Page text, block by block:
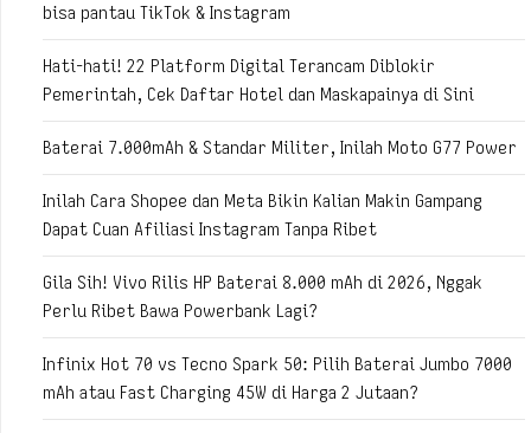
bisa pantau TikTok & Instagram
Hati-hati! 22 Platform Digital Terancam Diblokir
Pemerintah, Cek Daftar Hotel dan Maskapainya di Sini
Baterai 7.000mAh & Standar Militer, Inilah Moto G77 Power
Inilah Cara Shopee dan Meta Bikin Kalian Makin Gampang
Dapat Cuan Afiliasi Instagram Tanpa Ribet
Gila Sih! Vivo Rilis HP Baterai 8.000 mAh di 2026, Nggak
Perlu Ribet Bawa Powerbank Lagi?
Infinix Hot 70 vs Tecno Spark 50: Pilih Baterai Jumbo 7000
mAh atau Fast Charging 45W di Harga 2 Jutaan?